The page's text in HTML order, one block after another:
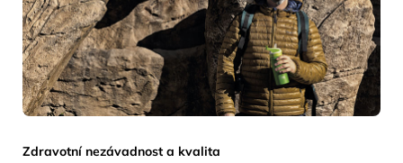
Zdravotní nezávadnost a kvalita